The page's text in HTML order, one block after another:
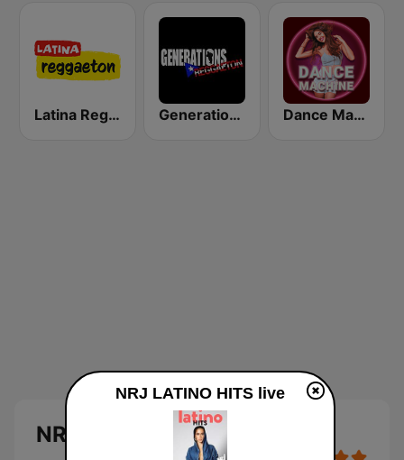
Latina Reggaeton Generations Reggaeton Dance Machine
NRJ LATINO HITS
NRJ LATINO HITS live